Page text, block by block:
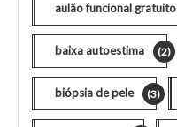
aulão funcional gratuito
baixa autoestima (2)
biópsia de pele (3)